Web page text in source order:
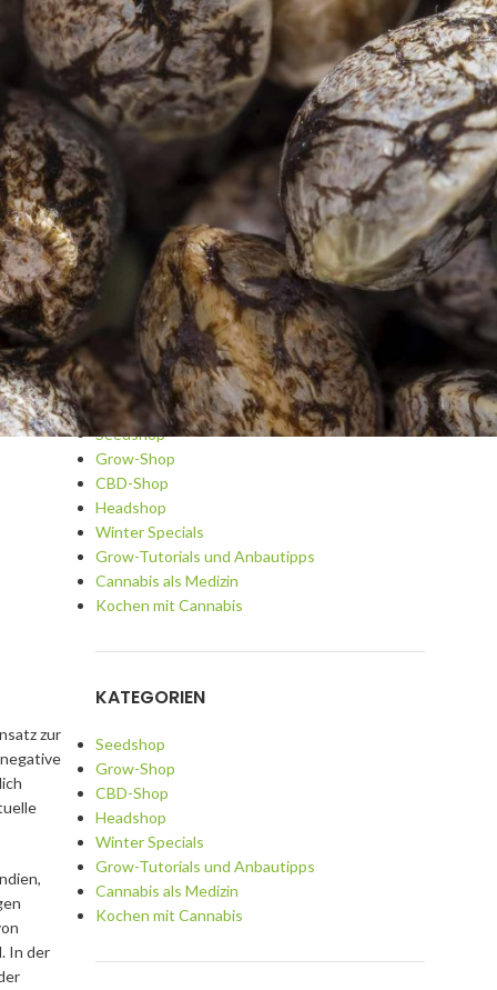
zur
In der
Blog
Cannabis A-Z
Cannabis als Medizin
Cannabis-Kosmetik & Spa
Cannabisrezepte
Dips und Saucen
Fragen und Antworten
Getränke und Cocktails mit Cannabis
Growing
Grundrezepte und Tipps
Hydroponic
Snacks und Hauptgerichte
Sorten und Strainreviews
Süßes und Gebäck
Seedshop
Grow-Shop
CBD-Shop
Headshop
Winter Specials
Grow-Tutorials und Anbautipps
Cannabis als Medizin
Kochen mit Cannabis
KATEGORIEN
Seedshop
Grow-Shop
CBD-Shop
Headshop
Winter Specials
Grow-Tutorials und Anbautipps
Cannabis als Medizin
Kochen mit Cannabis